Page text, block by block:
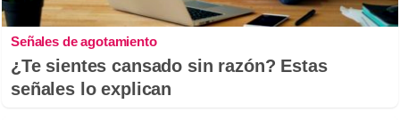
Señales de agotamiento
¿Te sientes cansado sin razón? Estas
señales lo explican